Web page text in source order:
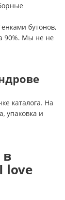
бутонов,
90%. Мы не не
каталога. На
упаковка и
в
love